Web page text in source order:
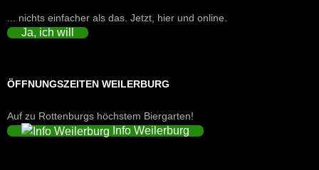
... nichts einfacher als das. Jetzt, hier und online.
Ja, ich will
ÖFFNUNGSZEITEN WEILERBURG
Auf zu Rottenburgs höchstem Biergarten!
Info Weilerburg